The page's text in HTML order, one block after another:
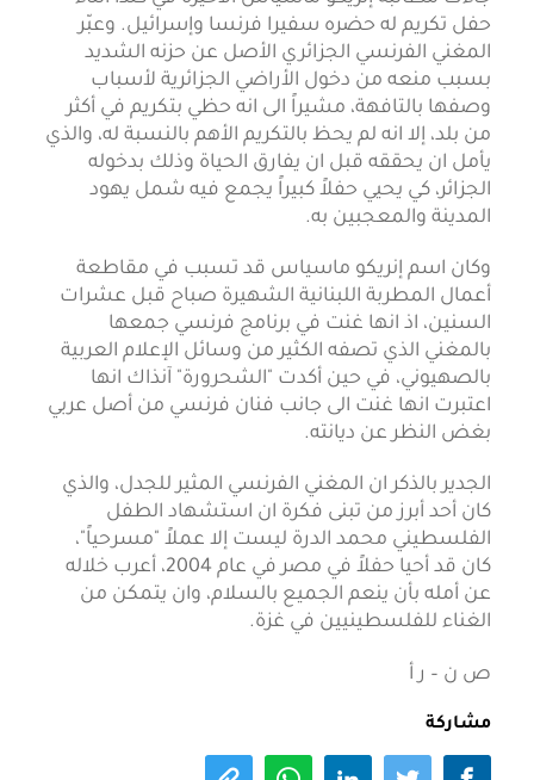
حفل تكريم له حضره سفيرا فرنسا وإسرائيل. وعبّر
المغني الفرنسي الجزائري الأصل عن حزنه الشديد
بسبب منعه من دخول الأراضي الجزائرية لأسباب
وصفها بالتافهة، مشيراً الى انه حظي بتكريم في أكثر
من بلد، إلا انه لم يحظ بالتكريم الأهم بالنسبة له، والذي
يأمل ان يحققه قبل ان يفارق الحياة وذلك بدخوله
الجزائر، كي يحيي حفلاً كبيراً يجمع فيه شمل يهود
المدينة والمعجبين به.
وكان اسم إنريكو ماسياس قد تسبب في مقاطعة
أعمال المطربة اللبنانية الشهيرة صباح قبل عشرات
السنين، اذ انها غنت في برنامج فرنسي جمعها
بالمغني الذي تصفه الكثير من وسائل الإعلام العربية
بالصهيوني، في حين أكدت "الشحرورة" آنذاك انها
اعتبرت انها غنت الى جانب فنان فرنسي من أصل عربي
بغض النظر عن ديانته.
الجدير بالذكر ان المغني الفرنسي المثير للجدل، والذي
كان أحد أبرز من تبنى فكرة ان استشهاد الطفل
الفلسطيني محمد الدرة ليست إلا عملاً "مسرحياً"،
كان قد أحيا حفلاً في مصر في عام 2004، أعرب خلاله
عن أمله بأن ينعم الجميع بالسلام، وان يتمكن من
الغناء للفلسطينيين في غزة.
ص ن – ر أ
مشاركة